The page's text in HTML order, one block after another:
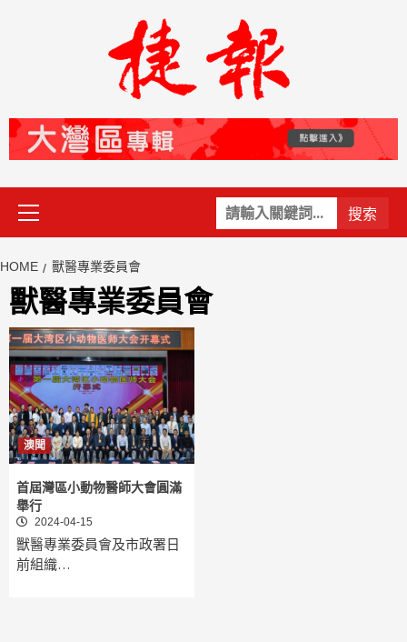
關
鍵
Primary
Menu
HOME 獸醫專業委員會
獸醫專業委員會
澳聞
首屆灣區小動物醫師大會圓滿
舉行
2024-04-15
獸醫專業委員會及市政署日
前組織…